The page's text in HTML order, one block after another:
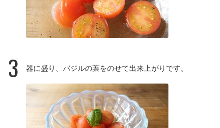
3 器に盛り、バジルの葉をのせて出来上がりです。